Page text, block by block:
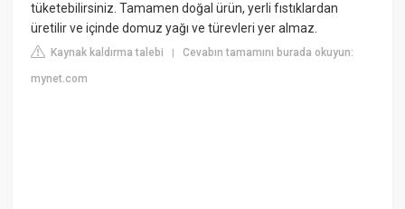
tüketebilirsiniz. Tamamen doğal ürün, yerli fıstıklardan
üretilir ve içinde domuz yağı ve türevleri yer almaz.
Kaynak kaldırma talebi |Cevabın tamamını burada okuyun:
mynet.com